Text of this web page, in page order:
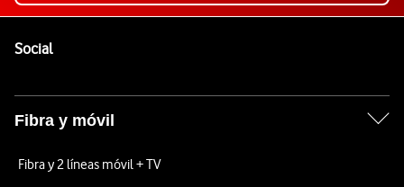
SocialEnlaces a las redes sociales de Vodafone
Fibra y móvil
Fibra y 2 líneas móvil + TV